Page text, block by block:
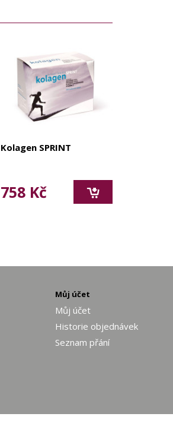
Kolagen SPRINT
758 Kč
Můj účet
Můj účet
Historie objednávek
Seznam přání